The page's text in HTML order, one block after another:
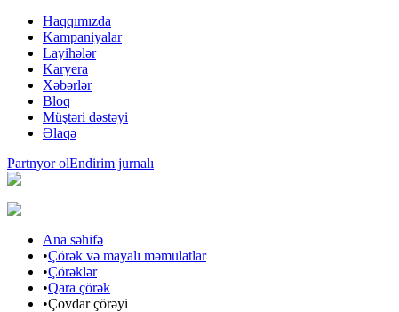
Haqqımızda
Kampaniyalar
Layihələr
Karyera
Xəbərlər
Bloq
Müştəri dəstəyi
Əlaqə
Partnyor olEndirim jurnalı
Ana səhifə
•Çörək və mayalı məmulatlar
•Çörəklər
•Qara çörək
•Çovdar çörəyi